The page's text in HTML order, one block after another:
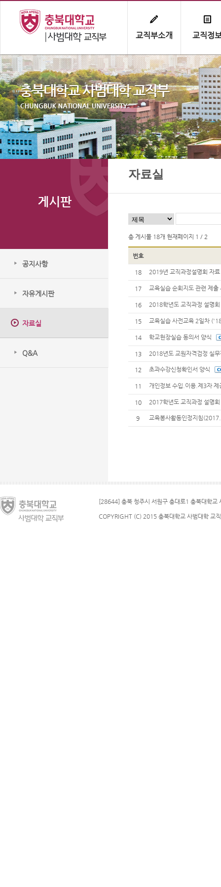
교직부소개 교직정
게시판
공지사항
자유게시판
자료실
Q&A
자료실
총 게시물 18개 현재페이지 1 / 2
번호
18 2019년 교직과정설명회 자
17 교육실습 순회지도 관련 제
16 2018학년도 교직과정 설명
15
교육실습 사전교육 2일차
님
14
학교현장실습 동의서 양식
13 2018년도 교원자격검정 실
12 초과수강신청확인서 양식
11
개인정보 수입.이용.제3자
실습 관련)
10
2017학년도 교직과정 설명
9 교육봉사활동인정지침
[28644] 충북 청주시 서원구 충대로1 충북대학
COPYRIGHT (C) 2015 충북대학교 사범대학 교